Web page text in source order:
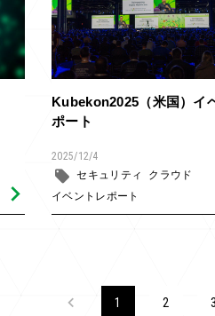
Kubekon2025（米国）イ
ポート
2025/12/4
セキュリティ
クラウド
イベントレポート
«
Previous 1 2 3